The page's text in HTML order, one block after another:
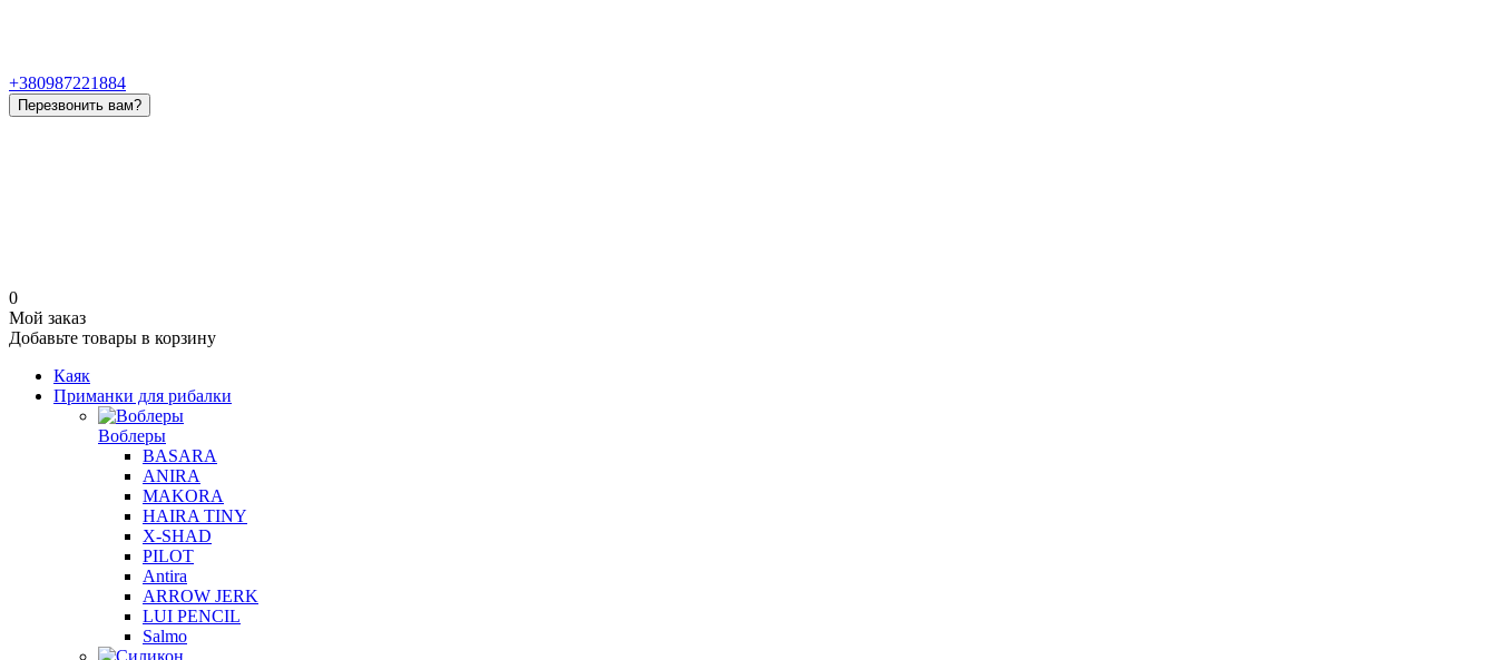
+380987221884
Перезвонить вам?
0
Мой заказ
Добавьте товары в корзину
Каяк
Приманки для рибалки
Воблеры
BASARA
ANIRA
MAKORA
HAIRA TINY
X-SHAD
PILOT
Antira
ARROW JERK
LUI PENCIL
Salmo